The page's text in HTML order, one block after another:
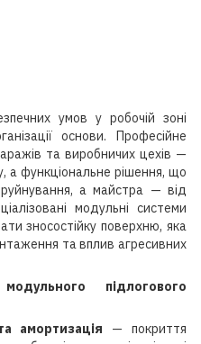
умов у робочій зоні
основи. Професійне
та виробничих цехів —
а функціональне рішення, що
а майстра — від
модульні системи
зносостійку поверхню, яка
та вплив агресивних
підлогового
амортизація — покриття